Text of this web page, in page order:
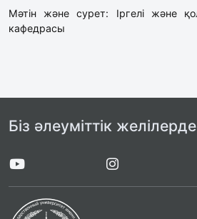
Мәтін және сурет: Іргелі және
кафедрасы
Біз әлеуміттік желілерде